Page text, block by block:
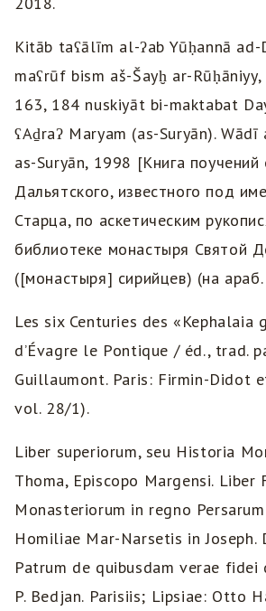
Kitāb taʕālīm al-ʔab Yūḥannā
maʕrūf bism aš-Šayḫ ar-
163, 184 nuskiyāt bi-maktabat
ʕAḏraʔ Maryam (as-Suryān).
as-Suryān, 1998 [Книга
Дальятского, известного под
Старца, по аскетическим
библиотеке монастыря Святой
([монастыря] сирийцев) (на араб.
Les six Centuries des «Kephalaia
d’Évagre le Pontique / éd., trad.
Guillaumont. Paris: Firmin-Didot
vol. 28/1).
Liber superiorum, seu Historia
Thoma, Episcopo Margensi. Liber
Monasteriorum in regno
Homiliae Mar-Narsetis in Joseph.
Patrum de quibusdam verae fidei
P. Bedjan. Parisiis; Lipsiae: Otto